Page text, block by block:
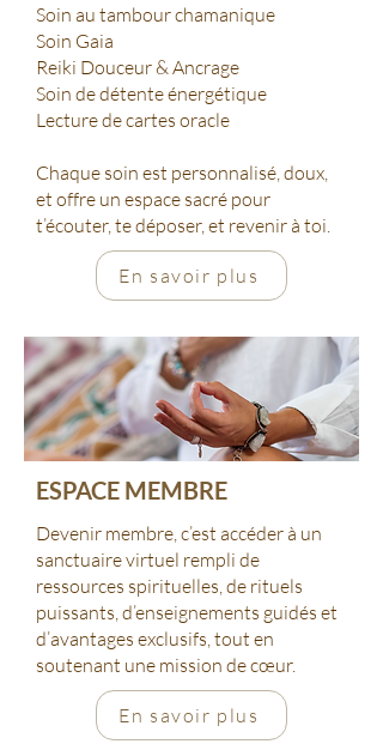
Soin au tambour chamanique
Soin Gaia
Reiki Douceur & Ancrage
Soin de détente énergétique
Lecture de cartes oracle
Chaque soin est personnalisé, doux,
et offre un espace sacré pour
t’écouter, te déposer, et revenir à toi.
En savoir plus
ESPACE MEMBRE
Devenir membre, c’est accéder à un
sanctuaire virtuel rempli de
ressources spirituelles, de rituels
puissants, d’enseignements guidés et
d’avantages exclusifs, tout en
soutenant une mission de cœur.
En savoir plus